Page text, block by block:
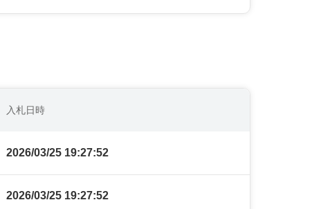
入札日時
2026/03/25 19:27:52
2026/03/25 19:27:52